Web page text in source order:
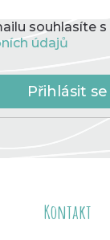
souhlasíte s
údajů
Přihlásit se
Kontakt